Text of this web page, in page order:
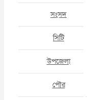
সংসদ
সিটি
উপজেলা
পৌর